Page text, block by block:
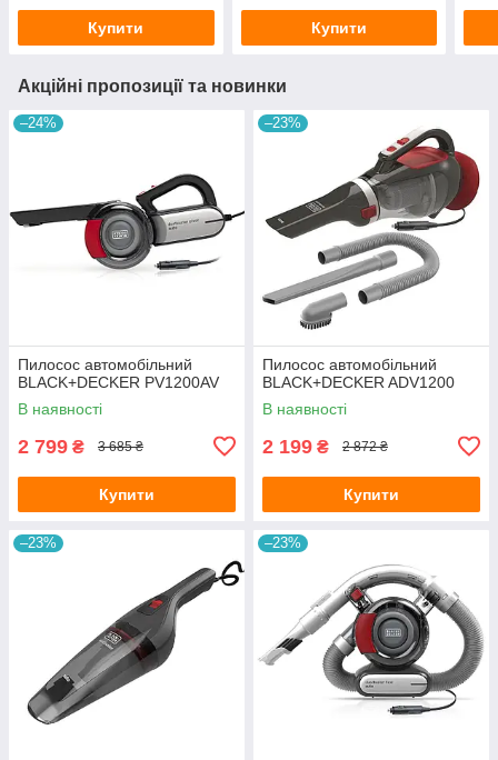
Купити Купити
Акційні пропозиції та новинки
–24%
Пилосос автомобільний
BLACK+DECKER PV1200AV
В наявності
2 799 ₴ 3 685 ₴
Купити
–23%
Пилосос автомобільний
BLACK+DECKER ADV1200
В наявності
2 199 ₴ 2 872 ₴
Купити
–23% –23%